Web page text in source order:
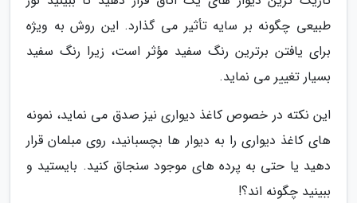
طبیعی چگونه بر سایه تأثیر می گذارد. این روش به ویژه
برای یافتن برترین رنگ سفید مؤثر است، زیرا رنگ سفید
بسیار تغییر می نماید.
این نکته در خصوص کاغذ دیواری نیز صدق می نماید، نمونه
های کاغذ دیواری را به دیوار ها بچسبانید، روی مبلمان قرار
دهید یا حتی به پرده های موجود سنجاق کنید. بایستید و
ببینید چگونه اند؟!